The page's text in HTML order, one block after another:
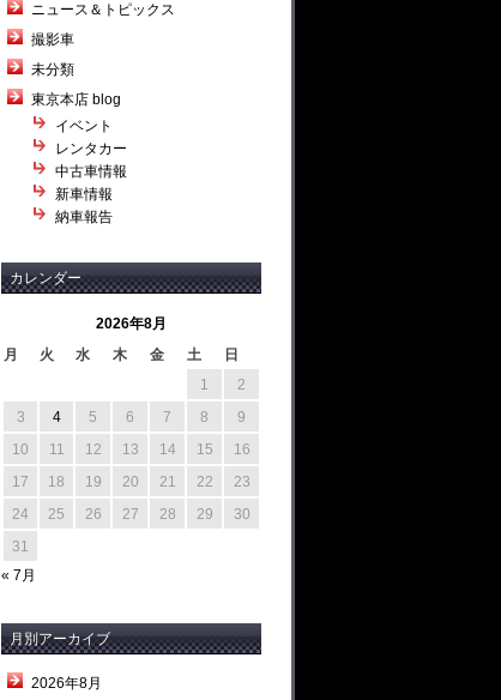
ニュース＆トピックス
撮影車
未分類
東京本店 blog
イベント
レンタカー
中古車情報
新車情報
納車報告
カレンダー
2026年8月
月
火 水 木 金 土
日
1
2
3
4 5 6 7 8
9
10
11 12 13 14 15
16
17
18 19 20 21 22
23
24
25 26 27 28 29
30
31
« 7月
月別アーカイブ
2026年8月